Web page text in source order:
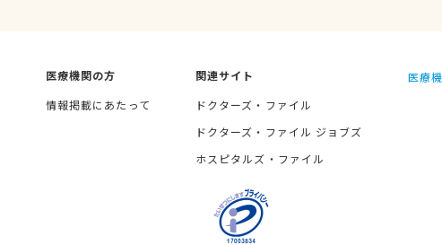
医療機関の方
情報掲載にあたって
関連サイト
ドクターズ・ファイル
ドクターズ・ファイル ジョブズ
ホスピタルズ・ファイル
医療